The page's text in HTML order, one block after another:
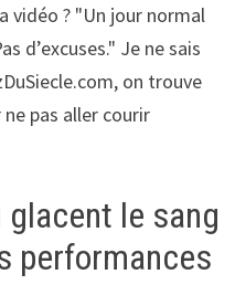
vidéo ? "Un jour normal
d’excuses." Je ne sais
on trouve
pas aller courir
le sang
performances